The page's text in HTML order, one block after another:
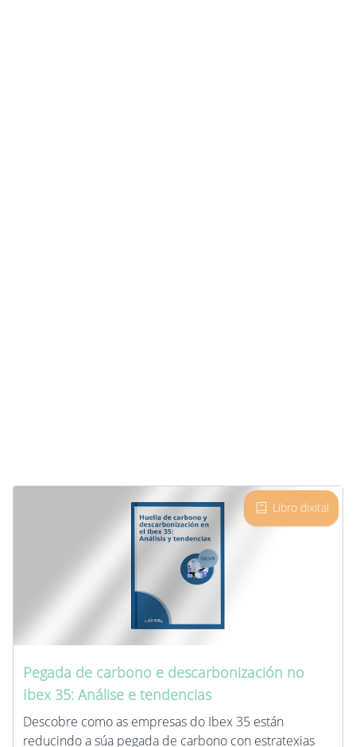
Libro dixital
Pegada de carbono e descarbonización no
Ibex 35: Análise e tendencias
Descobre como as empresas do Ibex 35 están
reducindo a súa pegada de carbono con estratexias